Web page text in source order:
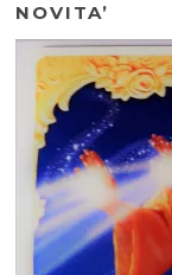
NOVITA’